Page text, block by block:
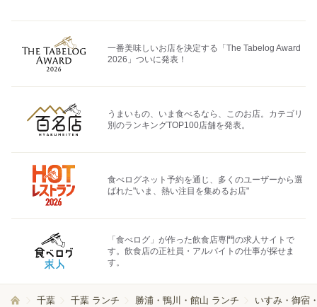
一番美味しいお店を決定する「The Tabelog Award
2026」ついに発表！
うまいもの、いま食べるなら、このお店。カテゴリ
別のランキングTOP100店舗を発表。
食べログネット予約を通じ、多くのユーザーから選
ばれた"いま、熱い注目を集めるお店"
「食べログ」が作った飲食店専門の求人サイトで
す。飲食店の正社員・アルバイトの仕事が探せま
す。
千葉 千葉 ランチ 勝浦・鴨川・館山 ランチ いすみ・御宿